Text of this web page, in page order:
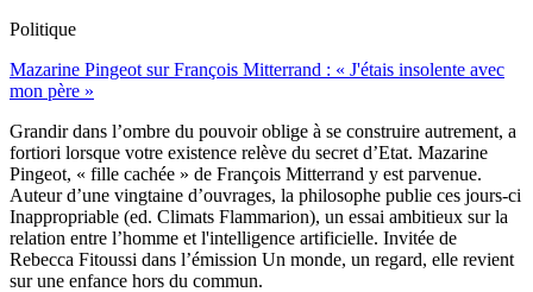
Politique
Mazarine Pingeot sur François Mitterrand : « J'étais insolente avec
mon père »
Grandir dans l’ombre du pouvoir oblige à se construire autrement, a
fortiori lorsque votre existence relève du secret d’Etat. Mazarine
Pingeot, « fille cachée » de François Mitterrand y est parvenue.
Auteur d’une vingtaine d’ouvrages, la philosophe publie ces jours-ci
Inappropriable (ed. Climats Flammarion), un essai ambitieux sur la
relation entre l’homme et l'intelligence artificielle. Invitée de
Rebecca Fitoussi dans l’émission Un monde, un regard, elle revient
sur une enfance hors du commun.